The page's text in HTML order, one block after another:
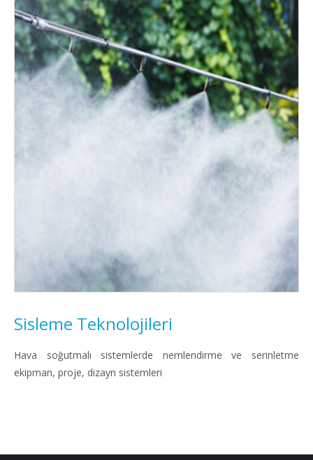
Sisleme Teknolojileri
Hava soğutmalı sistemlerde nemlendirme ve serinletme
ekipman, proje, dizayn sistemleri